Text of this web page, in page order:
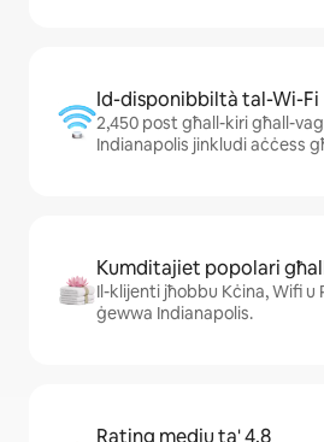
Id-disponibbiltà tal-Wi-Fi
2,450 post għall-kiri għall-
Indianapolis jinkludi aċċess
Kumditajiet popolari
Il-klijenti jħobbu Kċina, Wifi u
ġewwa Indianapolis.
Rating medju ta' 4.8